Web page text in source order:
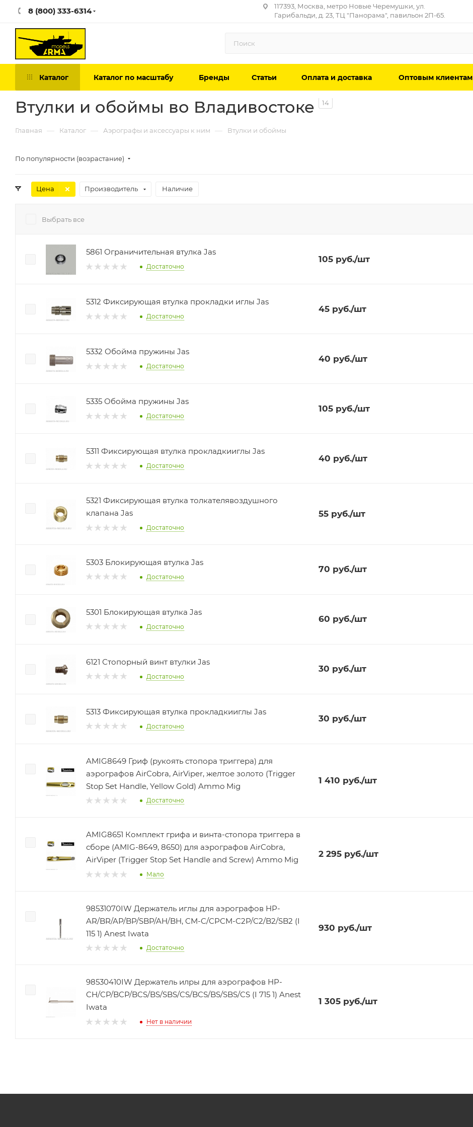
8 (800) 333-6314
117393, Москва, метро Новые Черемушки, ул.
Гарибальди, д. 23, ТЦ "Панорама", павильон 2П-65.
Каталог Каталог по масштабу Бренды Статьи Оплата и доставка Оптовым клиентам
Втулки и обоймы во Владивостоке 14
Главная — Каталог — Аэрографы и аксессуары к ним — Втулки и обоймы
По популярности (возрастание)
Цена Производитель Наличие
Выбрать все
5861 Ограничительная втулка Jas
Достаточно
105руб./шт
5312 Фиксирующая втулка прокладки иглы Jas
Достаточно
45руб./шт
5332 Обойма пружины Jas
Достаточно
40 руб./шт
5335 Обойма пружины Jas
Достаточно
105руб./шт
5311 Фиксирующая втулка прокладкииглы Jas
Достаточно
40 руб./шт
5321 Фиксирующая втулка толкателявоздушного
клапана Jas
Достаточно
55руб./шт
5303 Блокирующая втулка Jas
Достаточно
70 руб./шт
5301 Блокирующая втулка Jas
Достаточно
60 руб./шт
6121 Стопорный винт втулки Jas
Достаточно
30 руб./шт
5313 Фиксирующая втулка прокладкииглы Jas
Достаточно
30 руб./шт
AMIG8649 Гриф (рукоять стопора триггера) для
аэрографов AirCobra, AirViper, желтое золото (Trigger
Stop Set Handle, Yellow Gold) Ammo Mig
Достаточно
1 410 руб./шт
AMIG8651 Комплект грифа и винта-стопора триггера в
сборе (AMIG-8649, 8650) для аэрографов AirCobra,
AirViper (Trigger Stop Set Handle and Screw) Ammo Mig
Мало
2 295руб./шт
98531070IW Держатель иглы для аэрографов HP-
AR/BR/AP/BP/SBP/AH/BH, CM-C/CPCM-C2P/C2/B2/SB2 (I
115 1) Anest Iwata
Достаточно
930 руб./шт
98530410IW Держатель илры для аэрографов HP-
CH/CP/BCP/BCS/BS/SBS/CS/BCS/BS/SBS/CS (I 715 1) Anest
Iwata
Нет в наличии
1 305руб./шт